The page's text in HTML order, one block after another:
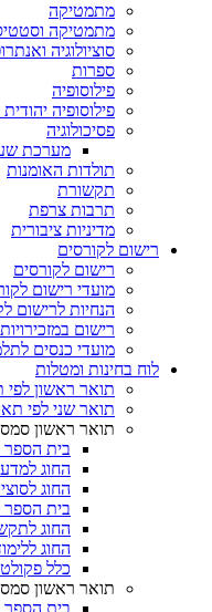
מתמטיקה
מתמטיקה
סוציולוגיה
ספרות
פילוסופיה
פילוסופיה
פסיכולוגיה
מערכת
תולדות האומנות
תקשורת
תרבות צרפת
מדיניות ציבורית
רישום לקורסים
רישום לקורסים
מועדי רישום
הנחיות לרישום
רישום
מועדי כנסים
לוח בחינות ומטלות
תואר ראשון לפי
תואר שני לפי
תואר ראשון
בית הספר
החוג
החוג
בית הספר
החוג
החוג
כלל
תואר ראשון
בית הספר